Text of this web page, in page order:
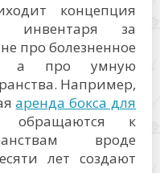
концепция
инвентаря за
про болезненное
а про умную
Например,
аренда бокса для
к
вроде
лет создают